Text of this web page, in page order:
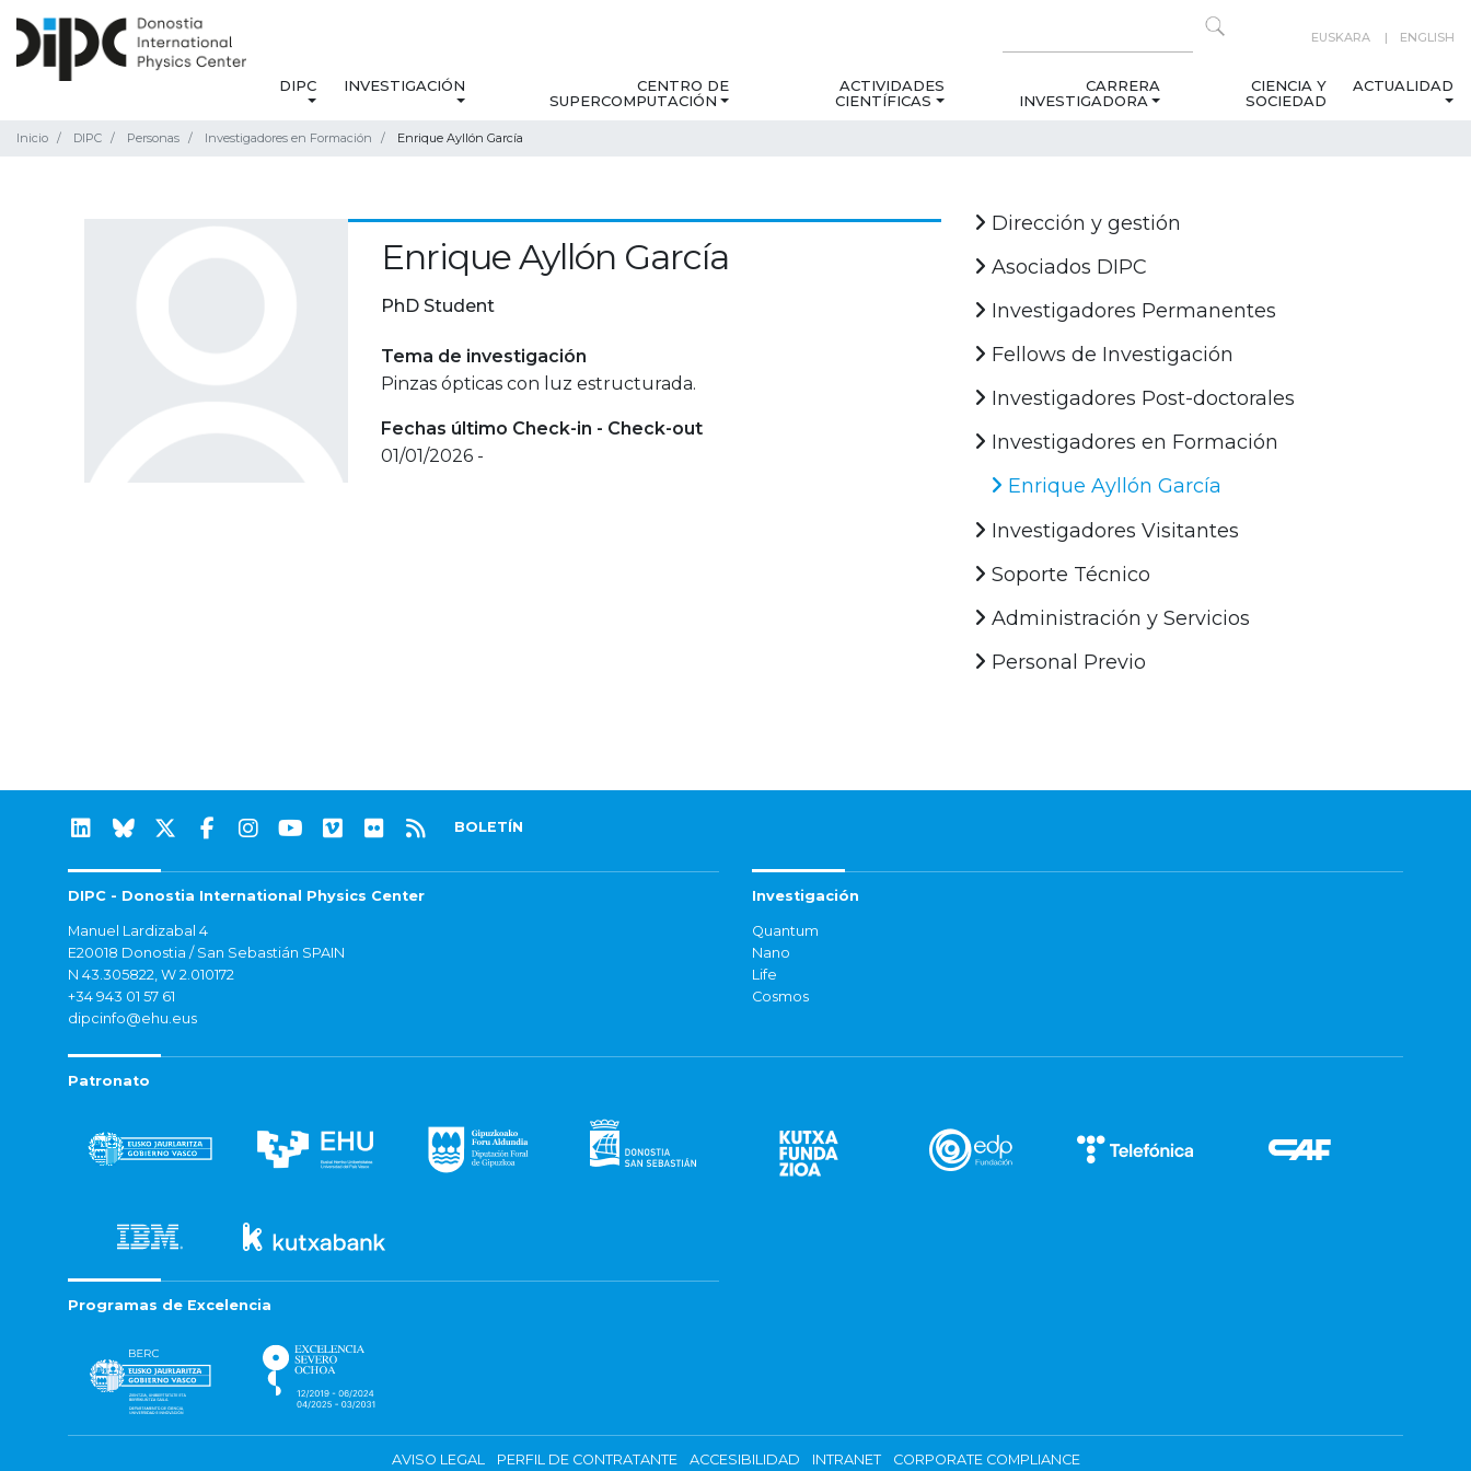
EUSKARA ENGLISH
DIPC INVESTIGACIÓN
CENTRO DE
SUPERCOMPUTACIÓN
ACTIVIDADES
CIENTÍFICAS
CARRERA
INVESTIGADORA
CIENCIA Y
SOCIEDAD
ACTUALIDAD
Inicio DIPC Personas Investigadores en Formación Enrique Ayllón García
Enrique Ayllón García
PhD Student
Tema de investigación
Pinzas ópticas con luz estructurada.
Fechas último Check-in - Check-out
01/01/2026 -
Dirección y gestión
Asociados DIPC
Investigadores Permanentes
Fellows de Investigación
Investigadores Post-doctorales
Investigadores en Formación
Enrique Ayllón García
Investigadores Visitantes
Soporte Técnico
Administración y Servicios
Personal Previo
BOLETÍN
DIPC - Donostia International Physics Center
Manuel Lardizabal 4
E20018 Donostia / San Sebastián SPAIN
N 43.305822, W 2.010172
+34 943 01 57 61
dipcinfo@ehu.eus
Investigación
Quantum
Nano
Life
Cosmos
Patronato
Programas de Excelencia
AVISO LEGAL PERFIL DE CONTRATANTE ACCESIBILIDAD INTRANET CORPORATE COMPLIANCE